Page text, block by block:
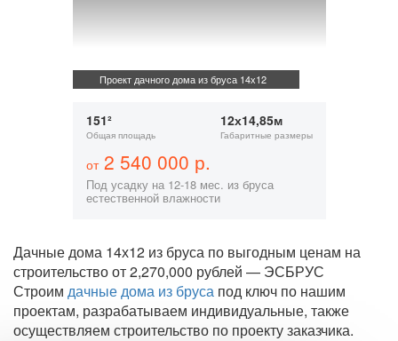
Проект дачного дома из бруса 14х12
151²
Общая площадь
12х14,85м
Габаритные размеры
от2 540 000 р.
Под усадку на 12-18 мес. из бруса
естественной влажности
Дачные дома 14х12 из бруса по выгодным ценам на
строительство от 2,270,000 рублей — ЭСБРУС
Строим дачные дома из бруса под ключ по нашим
проектам, разрабатываем индивидуальные, также
осуществляем строительство по проекту заказчика.